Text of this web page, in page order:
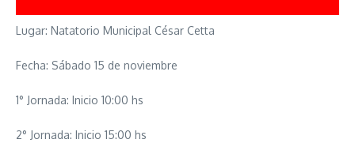
Lugar: Natatorio Municipal César Cetta
Fecha: Sábado 15 de noviembre
1° Jornada: Inicio 10:00 hs
2° Jornada: Inicio 15:00 hs